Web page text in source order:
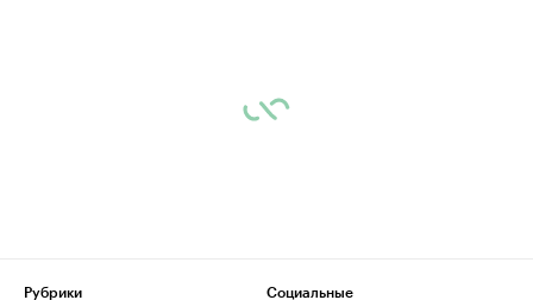
Рубрики
Социальные